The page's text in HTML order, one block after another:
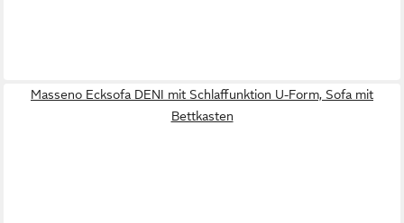
Masseno Ecksofa DENI mit Schlaffunktion U-Form, Sofa mit
Bettkasten